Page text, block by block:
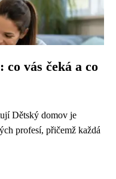
co vás čeká a co
Dětský domov je
profesí, přičemž každá